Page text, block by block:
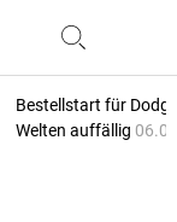
Bestellstart für
Welten auffällig